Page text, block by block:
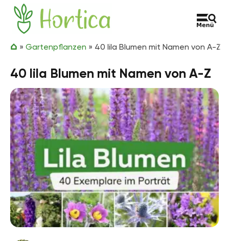
Zum Inhalt springen
Hortica
» Gartenpflanzen » 40 lila Blumen mit Namen von A-Z
40 lila Blumen mit Namen von A-Z